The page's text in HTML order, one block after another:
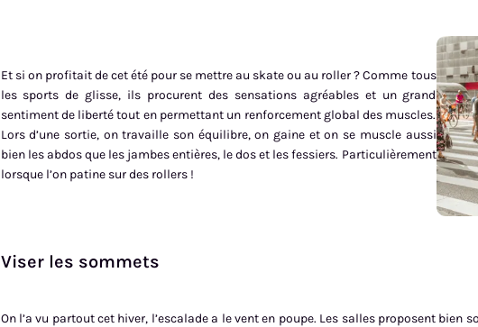
Et si on profitait de cet été pour se mettre au skate ou au roller ? Comme tous
les sports de glisse, ils procurent des sensations agréables et un grand
sentiment de liberté tout en permettant un renforcement global des muscles.
Lors d’une sortie, on travaille son équilibre, on gaine et on se muscle aussi
bien les abdos que les jambes entières, le dos et les fessiers. Particulièrement
lorsque l’on patine sur des rollers !
Viser les sommets
On l’a vu partout cet hiver, l’escalade a le vent en poupe. Les salles proposent bien